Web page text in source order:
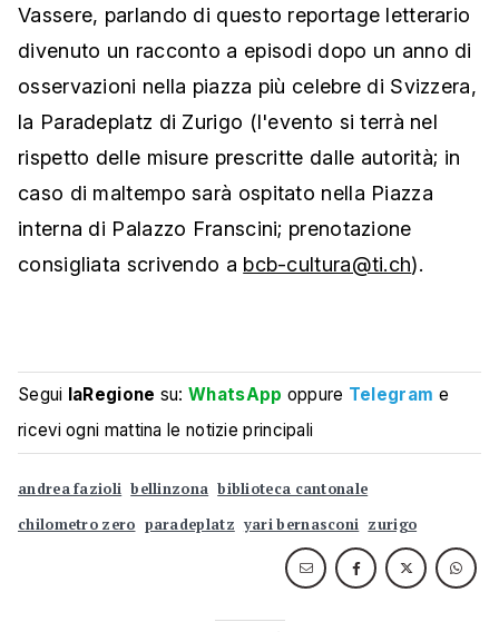
Vassere, parlando di questo reportage letterario
divenuto un racconto a episodi dopo un anno di
osservazioni nella piazza più celebre di Svizzera,
la Paradeplatz di Zurigo (l'evento si terrà nel
rispetto delle misure prescritte dalle autorità; in
caso di maltempo sarà ospitato nella Piazza
interna di Palazzo Franscini; prenotazione
consigliata scrivendo a bcb-cultura@ti.ch).
Segui laRegione su:WhatsApp oppure Telegram e
ricevi ogni mattina le notizie principali
andrea fazioli bellinzona biblioteca cantonale
chilometro zero paradeplatz yari bernasconi zurigo